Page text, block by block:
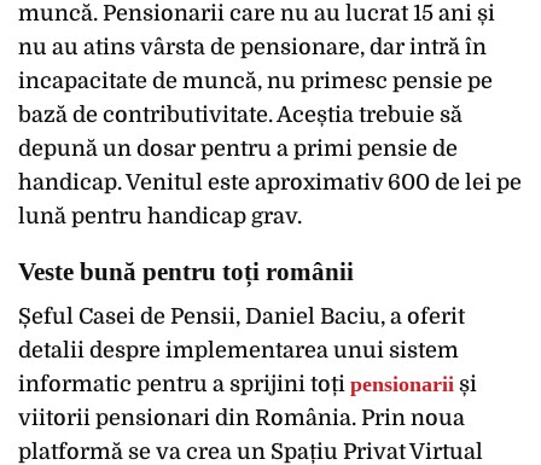
muncă. Pensionarii care nu au lucrat 15 ani și
nu au atins vârsta de pensionare, dar intră în
incapacitate de muncă, nu primesc pensie pe
bază de contributivitate. Aceștia trebuie să
depună un dosar pentru a primi pensie de
handicap. Venitul este aproximativ 600 de lei pe
lună pentru handicap grav.
Veste bună pentru toți românii
Șeful Casei de Pensii, Daniel Baciu, a oferit
detalii despre implementarea unui sistem
informatic pentru a sprijini toți pensionarii și
viitorii pensionari din România. Prin noua
platformă se va crea un Spațiu Privat Virtual